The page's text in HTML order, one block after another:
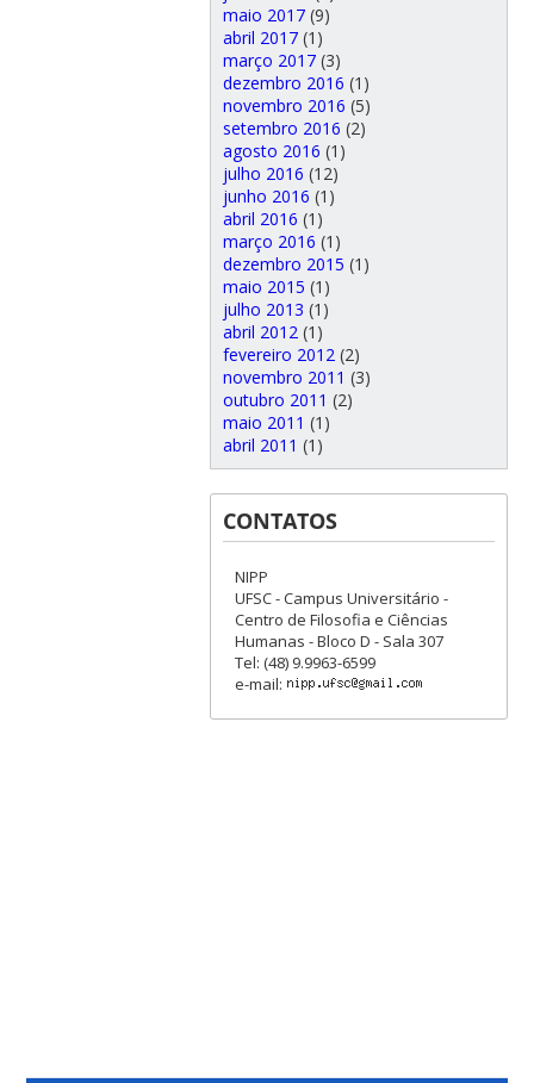
maio 2017(9)
abril 2017(1)
março 2017(3)
dezembro 2016 (1)
novembro 2016 (5)
setembro 2016 (2)
agosto 2016 (1)
julho 2016 (12)
junho 2016 (1)
abril 2016 (1)
março 2016 (1)
dezembro 2015 (1)
maio 2015 (1)
julho 2013 (1)
abril 2012 (1)
fevereiro 2012 (2)
novembro 2011 (3)
outubro 2011 (2)
maio 2011 (1)
abril 2011 (1)
CONTATOS
NIPP
UFSC - Campus Universitário -
Centro de Filosofia e Ciências
Humanas - Bloco D - Sala 307
Tel: (48) 9.9963-6599
e-mail: